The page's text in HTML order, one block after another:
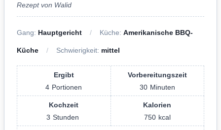
Rezept von Walid
Gang: Hauptgericht Küche: Amerikanische BBQ-
Küche Schwierigkeit: mittel
Ergibt
4 Portionen
Vorbereitungszeit
30 Minuten
Kochzeit
3 Stunden
Kalorien
750 kcal